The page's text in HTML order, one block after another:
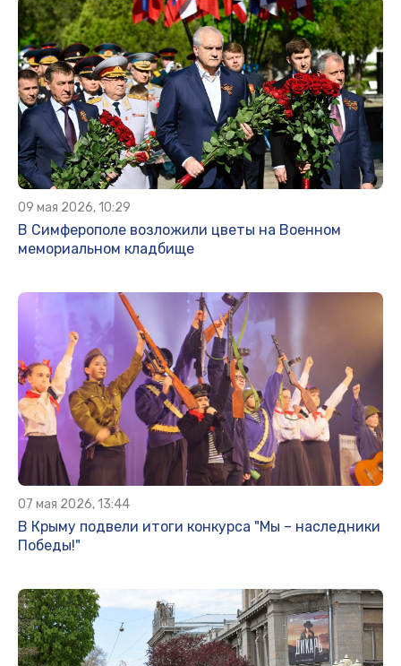
09 мая 2026, 10:29
В Симферополе возложили цветы на Военном
мемориальном кладбище
07 мая 2026, 13:44
В Крыму подвели итоги конкурса "Мы – наследники
Победы!"